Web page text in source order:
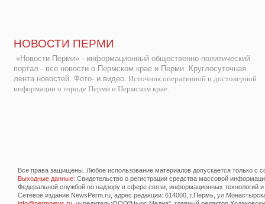
НОВОСТИ ПЕРМИ
«Новости Перми» - информационный общественно-политический
портал - все новости о Пермском крае и Перми. Круглосуточная
лента новостей. Фото- и видео. Источник оперативной и достоверной
информации о городе Перми и Пермском крае.
Все права защищены. Любое использование материалов допускается только с
Выходные данные: Свидетельство о регистрации средства массовой
Федеральной службой по надзору в сфере связи, информационных технологий
Сетевое издание NewsPerm.ru, адрес редакции: 614000, г.Пермь,